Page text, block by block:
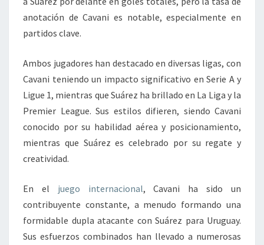
anotación de Cavani es notable, especialmente en
partidos clave.
Ambos jugadores han destacado en diversas ligas, con
Cavani teniendo un impacto significativo en Serie A y
Ligue 1, mientras que Suárez ha brillado en La Liga y la
Premier League. Sus estilos difieren, siendo Cavani
conocido por su habilidad aérea y posicionamiento,
mientras que Suárez es celebrado por su regate y
creatividad.
En el juego internacional, Cavani ha sido un
contribuyente constante, a menudo formando una
formidable dupla atacante con Suárez para Uruguay.
Sus esfuerzos combinados han llevado a numerosas